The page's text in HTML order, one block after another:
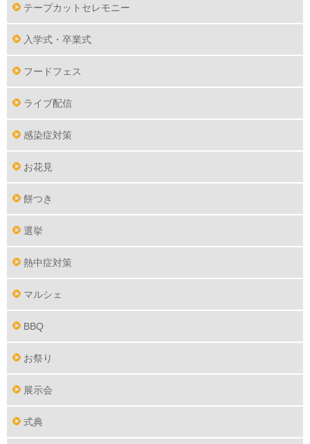
テープカットセレモニー
入学式・卒業式
フードフェス
ライブ配信
感染症対策
お花見
餅つき
選挙
熱中症対策
マルシェ
BBQ
お祭り
展示会
式典